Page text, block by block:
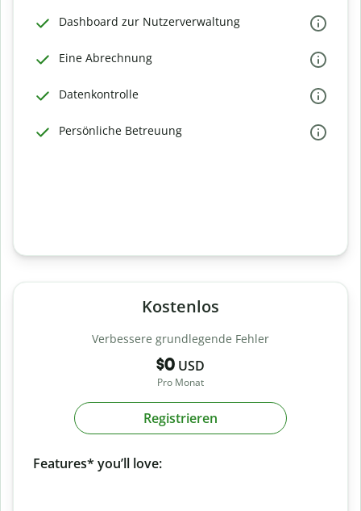
Dashboard zur Nutzerverwaltung
Eine Abrechnung
Datenkontrolle
Persönliche Betreuung
Kostenlos
Verbessere grundlegende Fehler
$0 USD
Pro Monat
Registrieren
Features* you’ll love: